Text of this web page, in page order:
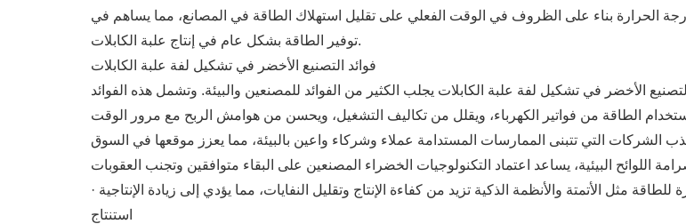
الحرارة بناء على الظروف في الوقت الفعلي على تقليل استهلاك الطاقة في المصانع، مما يساهم في
توفير الطاقة بشكل عام في إنتاج علبة الكابلات.
فوائد التصنيع الأخضر في تشكيل لفة علبة الكابلات
استنتاج